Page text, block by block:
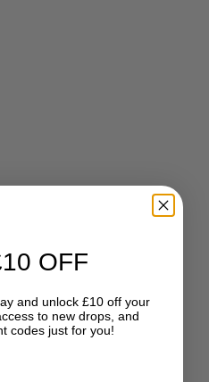
OFF
and unlock £10 off your
to new drops, and
codes just for you!